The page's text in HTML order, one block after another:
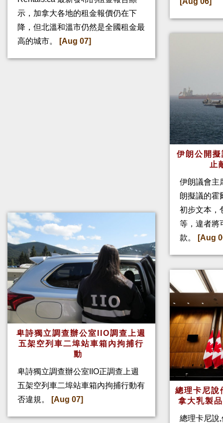
示，加拿大各地的租金報價仍在下
降，但北溫和溫市仍然是全國租金最
高的城市。
[Aug 07]
卑詩獨立調查辦公室IIO調查上週
五架空列車二埠站車箱內拘捕行
動
卑詩獨立調查辦公室IIO正調查上週
五架空列車二埠站車箱內拘捕行動有
否違規。
[Aug 07]
伊朗公開
止
伊朗議會主
朗擬議的霍
初步文本，
等，違者將
款。
[Aug
總理卡尼
拿大乳製
總理卡尼說